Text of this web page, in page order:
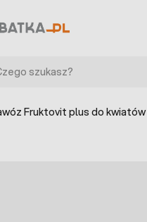
Fruktovit plus do